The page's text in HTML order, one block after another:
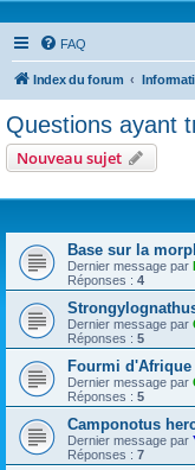
FAQ
Index du forum
Questions ayant
Nouveau sujet
Base sur la
Dernier message par
Réponses : 4
Dernier message par
Réponses : 5
Fourmi d'Afrique
Dernier message par
Réponses : 5
Camponotus
Dernier message par
Réponses : 7